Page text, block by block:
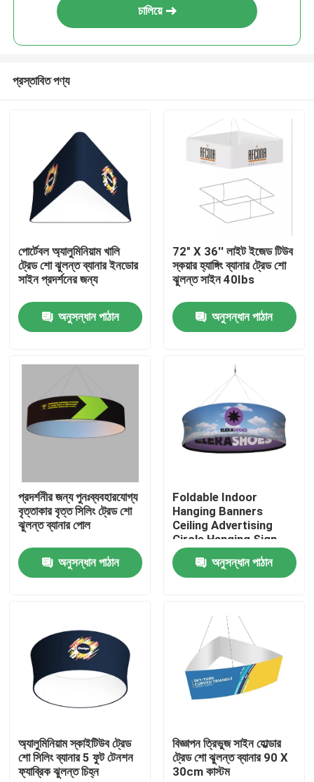
পণ্য
আমাদের সম্পর্কে
কারখানা ভ্রমণ
আমাদের সাথে যোগাযোগ করুন
খবর
ট্রেড শো প্রদর্শনী প্রদর্শন
চালিয়ে
প্রস্তাবিত পণ্য
পোর্টেবল অ্যালুমিনিয়াম খালি
ট্রেড শো ঝুলন্ত ব্যানার ইনডোর
সাইন প্রদর্শনের জন্য
অনুসন্ধান পাঠান
72" X 36'' লাইট ইজেড টিউব
স্কয়ার হ্যাঙ্গিং ব্যানার ট্রেড শো
ঝুলন্ত সাইন 40Ibs
অনুসন্ধান পাঠান
প্রদর্শনীর জন্য পুনঃব্যবহারযোগ্য
বৃত্তাকার বৃত্ত সিলিং ট্রেড শো
ঝুলন্ত ব্যানার পোল
অনুসন্ধান পাঠান
Foldable Indoor
Hanging Banners
Ceiling Advertising
Circle Hanging Sign
PSD
অনুসন্ধান পাঠান
অ্যালুমিনিয়াম স্কাইটিউব ট্রেড
শো সিলিং ব্যানার 5 ফুট টেনশন
ফ্যাব্রিক ঝুলন্ত চিহ্ন
বিজ্ঞাপন ত্রিভুজ সাইন হোল্ডার
ট্রেড শো ঝুলন্ত ব্যানার 90 X
30cm কাস্টম